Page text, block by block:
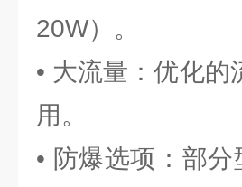
20W）。
• 大流量：优化
用。
• 防爆选项：部